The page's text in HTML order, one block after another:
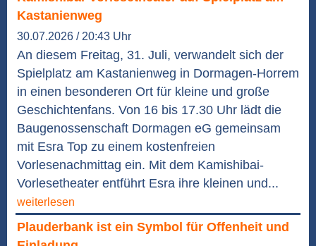
Kastanienweg
30.07.2026 / 20:43 Uhr
An diesem Freitag, 31. Juli, verwandelt sich der
Spielplatz am Kastanienweg in Dormagen-Horrem
in einen besonderen Ort für kleine und große
Geschichtenfans. Von 16 bis 17.30 Uhr lädt die
Baugenossenschaft Dormagen eG gemeinsam
mit Esra Top zu einem kostenfreien
Vorlesenachmittag ein. Mit dem Kamishibai-
Vorlesetheater entführt Esra ihre kleinen und...
weiterlesen
Plauderbank ist ein Symbol für Offenheit und